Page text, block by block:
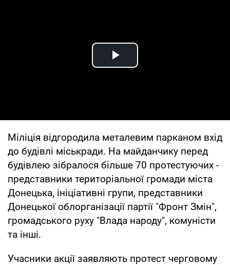
Play Video
Міліція відгородила металевим парканом вхід
до будівлі міськради. На майданчику перед
будівлею зібралося більше 70 протестуючих -
представники територіальної громади міста
Донецька, ініціативні групи, представники
Донецької облорганізації партії "Фронт Змін",
громадського руху "Влада народу", комуністи
та інші.
Учасники акції заявляють протест черговому